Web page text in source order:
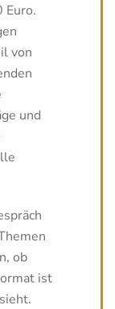
Euro.
von
und
ob
ist